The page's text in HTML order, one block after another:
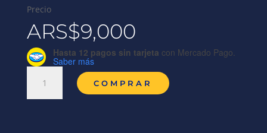
Precio
ARS$9,000
Hasta 12 pagos sin tarjeta con Mercado Pago.
Saber más
2903
cantidad
COMPRAR